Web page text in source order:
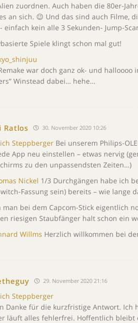
zuordnen. Auch haben die 80er-
an sich. 😉 Und das sind auch Filme,
einfach kein alle 3 Sekunden- Jump-
Spiele klingt schon mal gut!
war doch ganz ok- und
Winstead dabei… hehe…
Ratlos 30. November 2020 10:26
Steppberger Bei unserem Philips-
App neu einstellen – etwas nervig
zu den unpassendsten Zeiten…)
Nickel 1/3 Durchgängen habe ich
Fassung sein) bereits – wie lange
man bei dem Capcom-Stick eigentlich
riesigen Staubfänger halt schon ein
Willms Herzlich willkommen bei
29. November 2020 21:16
Steppberger
Danke für die kurzfristige Antwort.
läuft alles fehlerfrei. Hoffentlich bleibt